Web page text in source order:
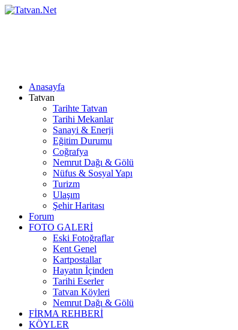
Anasayfa
Tatvan
Tarihte Tatvan
Tarihi Mekanlar
Sanayi & Enerji
Eğitim Durumu
Coğrafya
Nemrut Dağı & Gölü
Nüfus & Sosyal Yapı
Turizm
Ulaşım
Şehir Haritası
Forum
FOTO GALERİ
Eski Fotoğraflar
Kent Genel
Kartpostallar
Hayatın İçinden
Tarihi Eserler
Tatvan Köyleri
Nemrut Dağı & Gölü
FİRMA REHBERİ
KÖYLER